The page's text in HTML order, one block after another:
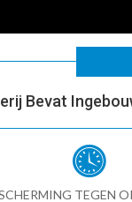
Bevat
TEGEN